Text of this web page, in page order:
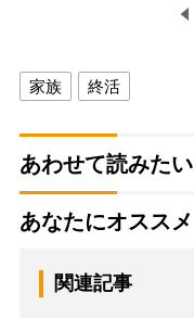
家族 終活
あわせて読みたい
あなたにオススメ
関連記事